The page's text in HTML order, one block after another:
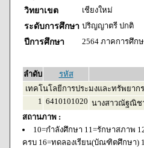
วิทยาเขต
เชียงใหม่
ระดับการศึกษา ปริญญาตรี ปกติ
ปีการศึกษา
2564 ภาคการศึก
ลำดับ
รหัส
เทคโนโลยีการประมงและทรัพยาก
1 6410101020 นางสาวณัฐณิช
สถานภาพ :
10=กำลังศึกษา 11=รักษาสภาพ
ครบ 16=ทดลองเรียน(บัณฑิตศึกษา)